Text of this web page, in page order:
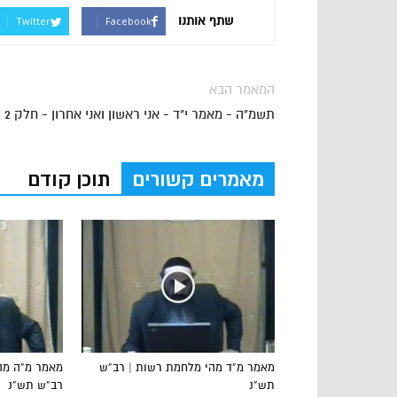
שתף אותנו Facebook
Twitter
המאמר הבא
תשמ"ה - מאמר י"ד - אני ראשון ואני אחרון - חלק 2
מאמרים קשורים תוכן קודם
מאמר מ”ה
רב”ש תש”נ
מאמר מ”ד מהי מלחמת רשות | רב”ש
תש”נ